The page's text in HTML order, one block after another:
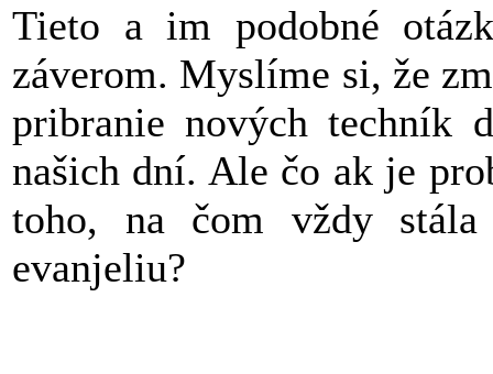
Tieto a im podobné
záverom. Myslíme si, že
pribranie nových techník
našich dní. Ale čo ak je
toho, na čom vždy
evanjeliu?